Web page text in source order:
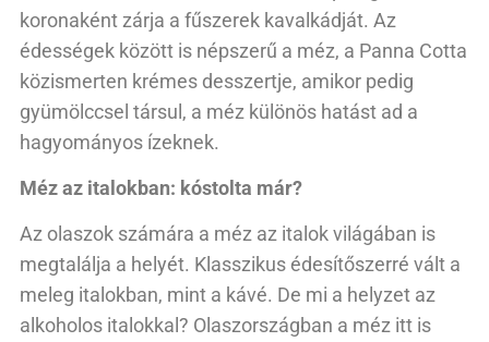
koronaként zárja a fűszerek kavalkádját. Az
édességek között is népszerű a méz, a Panna Cotta
közismerten krémes desszertje, amikor pedig
gyümölccsel társul, a méz különös hatást ad a
hagyományos ízeknek.
Méz az italokban: kóstolta már?
Az olaszok számára a méz az italok világában is
megtalálja a helyét. Klasszikus édesítőszerré vált a
meleg italokban, mint a kávé. De mi a helyzet az
alkoholos italokkal? Olaszországban a méz itt is